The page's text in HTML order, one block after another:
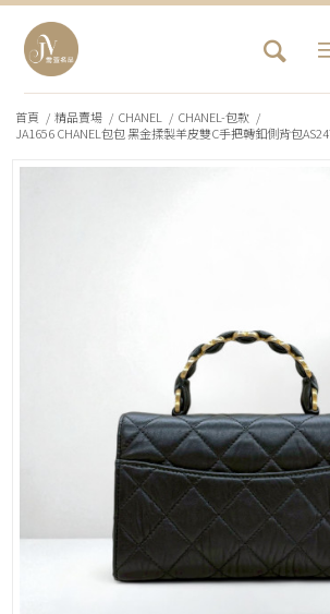
首頁 / 精品賣場 / CHANEL / CHANEL-包款 /
JA1656 CHANEL包包 黑金揉製羊皮雙C手把轉釦側背包